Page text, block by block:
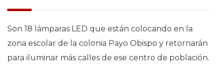
Son 18 lámparas LED que están colocando en la
zona escolar de la colonia Payo Obispo y retornarán
para iluminar más calles de ese centro de población.